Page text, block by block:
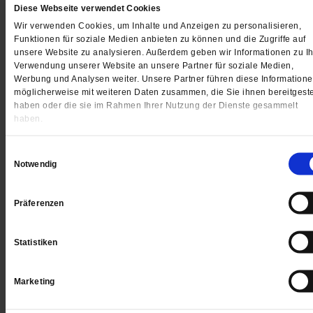
Diese Webseite verwendet Cookies
Wir verwenden Cookies, um Inhalte und Anzeigen zu personalisieren,
Funktionen für soziale Medien anbieten zu können und die Zugriffe auf
unsere Website zu analysieren. Außerdem geben wir Informationen zu
Verwendung unserer Website an unsere Partner für soziale Medien,
Werbung und Analysen weiter. Unsere Partner führen diese
möglicherweise mit weiteren Daten zusammen, die Sie ihnen
haben oder die sie im Rahmen Ihrer Nutzung der Dienste gesammelt
haben.
Notwendig
Präferenzen
Statistiken
Marketing
Nutzung kann über den Consent-Banner gesteuert werden. Ohne
Rahmen der Nutzung können personenbezogene Daten (z. B. IP-
Adresse und Nutzerverhalten) an Google übermittelt werden.
Google verarbeitet diese Daten in unserem Auftrag.
SSL
Diese Seite nutzt aus Gründen der Sicherheit und zum Schutz der
die Sie an uns als Seitenbetreiber senden, eine SSL-Verschlüsselung.
Eine verschlüsselte Verbindung erkennen Sie daran, dass die
Adresszeile des Browsers von „http://“ auf „https://“ wechselt und
Verschlüsselung aktiviert ist, können die Daten, die Sie an uns
Wir behalten uns vor, diese Datenschutzerklärung anzupassen, damit